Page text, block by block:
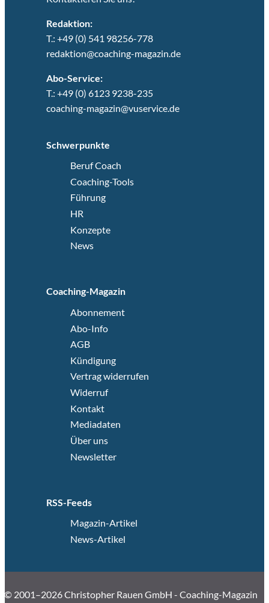
Redaktion:
T.: +49 (0) 541 98256-778
redaktion@coaching-magazin.de
Abo-Service:
T.: +49 (0) 6123 9238-235
coaching-magazin@vuservice.de
Schwerpunkte
Beruf Coach
Coaching-Tools
Führung
HR
Konzepte
News
Coaching-Magazin
Abonnement
Abo-Info
AGB
Kündigung
Vertrag widerrufen
Widerruf
Kontakt
Mediadaten
Über uns
Newsletter
RSS-Feeds
Magazin-Artikel
News-Artikel
© 2001–2026 Christopher Rauen GmbH - Coaching-Magazin